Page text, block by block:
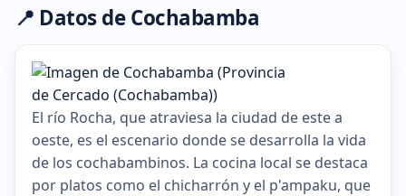
📍 Datos de Cochabamba
El río Rocha, que atraviesa la ciudad de este a
oeste, es el escenario donde se desarrolla la vida
de los cochabambinos. La cocina local se destaca
por platos como el chicharrón y el p'ampaku, que